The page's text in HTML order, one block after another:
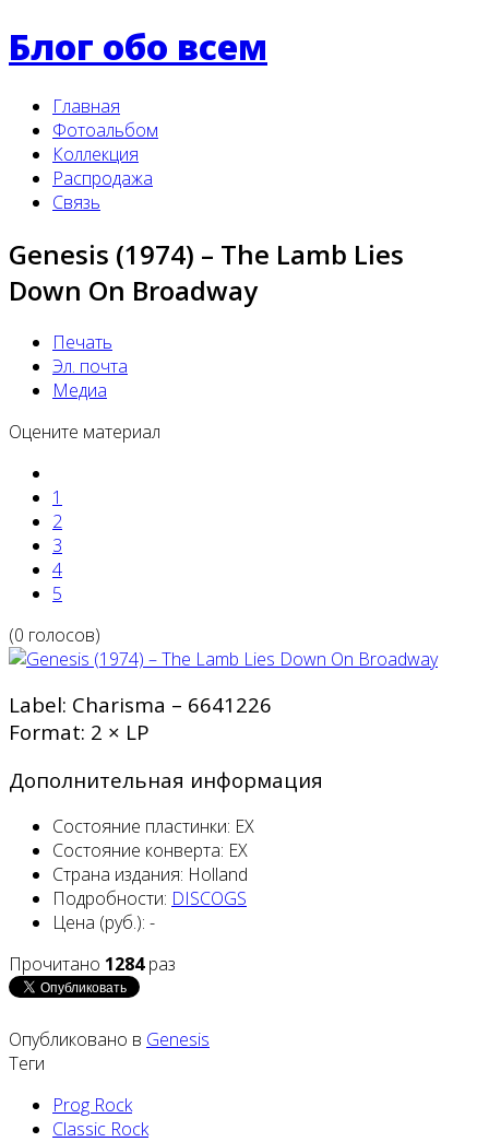
Блог обо всем
Главная
Фотоальбом
Коллекция
Распродажа
Связь
Genesis (1974) ‎– The Lamb Lies
Down On Broadway
Печать
Эл. почта
Медиа
Оцените материал
1
2
3
4
5
(0 голосов)
Label: Charisma ‎– 6641226
Format: 2 × LP
Дополнительная информация
Состояние пластинки: EX
Состояние конверта: EX
Страна издания: Holland
Подробности: DISCOGS
Цена (руб.): -
Прочитано 1284раз
Опубликовано в Genesis
Теги
Prog Rock
Classic Rock